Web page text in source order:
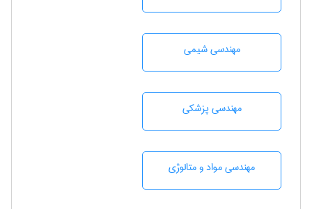
مهندسي شيمی
مهندسی پزشکی
مهندسی مواد و متالوژی